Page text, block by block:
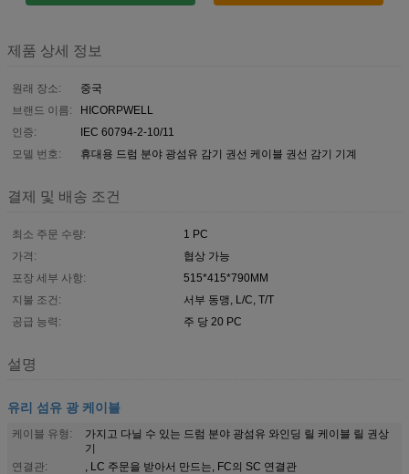
제품 상세 정보
원래 장소:
중국
브랜드 이름:
HICORPWELL
인증:
IEC 60794-2-10/11
모델 번호:
휴대용 드럼 분야 광섬유 감기 권선 케이블 권선 감기 기계
결제 및 배송 조건
최소 주문 수량:
1 PC
가격:
협상 가능
포장 세부 사항:
515*415*790MM
지불 조건:
서부 동맹, L/C, T/T
공급 능력:
주 당 20 PC
설명
유리 섬유 광 케이블
케이블 유형:
가지고 다닐 수 있는 드럼 분야 광섬유 와인딩 릴 케이블 릴 권상
기
연결관:
, LC 주문을 받아서 만드는, FC의 SC 연결관